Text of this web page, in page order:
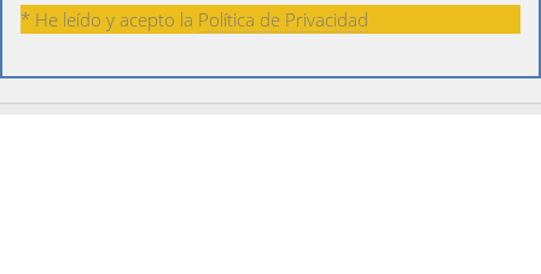
* He leído y acepto la Política de Privacidad